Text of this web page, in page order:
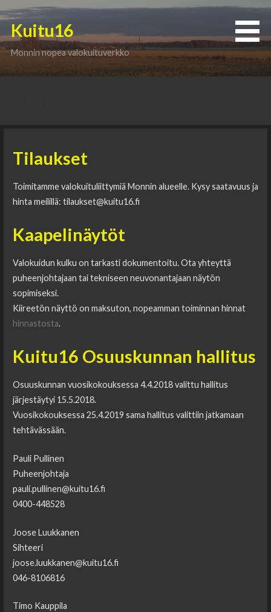
Skip
to
content
Kuitu16
Monnin nopea valokuituverkko
Tilaukset
Toimitamme valokuituliittymiä Monnin alueelle. Kysy saatavuus ja
hinta meilillä: tilaukset@kuitu16.fi
Kaapelinäytöt
Valokuidun kulku on tarkasti dokumentoitu. Ota yhteyttä
puheenjohtajaan tai tekniseen neuvonantajaan näytön
sopimiseksi.
Kiireetön näyttö on maksuton, nopeamman toiminnan hinnat
hinnastosta.
Kuitu16 Osuuskunnan hallitus
Osuuskunnan vuosikokouksessa 4.4.2018 valittu hallitus
järjestäytyi 15.5.2018.
Vuosikokouksessa 25.4.2019 sama hallitus valittiin jatkamaan
tehtävässään.
Pauli Pullinen
Puheenjohtaja
pauli.pullinen@kuitu16.fi
0400-448528
Joose Luukkanen
Sihteeri
joose.luukkanen@kuitu16.fi
046-8106816
Timo Kauppila